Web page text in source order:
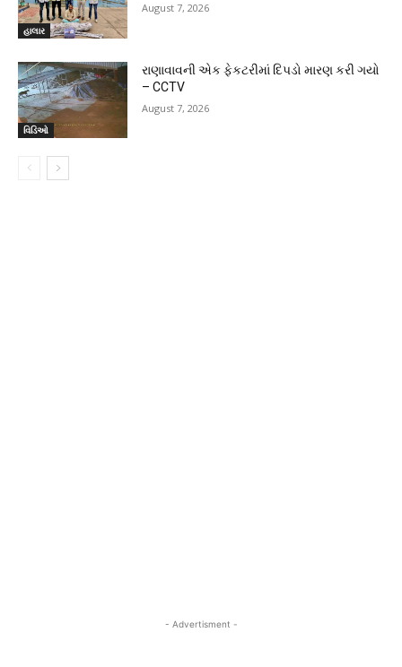
હાલાર
August 7, 2026
વિડિઓ
રાણાવાવની એક ફેકટરીમાં દિપડો મારણ કરી ગયો
– CCTV
August 7, 2026
- Advertisment -